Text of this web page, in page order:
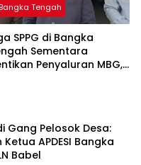
Bangka Tengah
SPPG di Bangka
Sementara
Penyaluran MBG,
Gang Pelosok Desa:
APDESI Bangka
Babel